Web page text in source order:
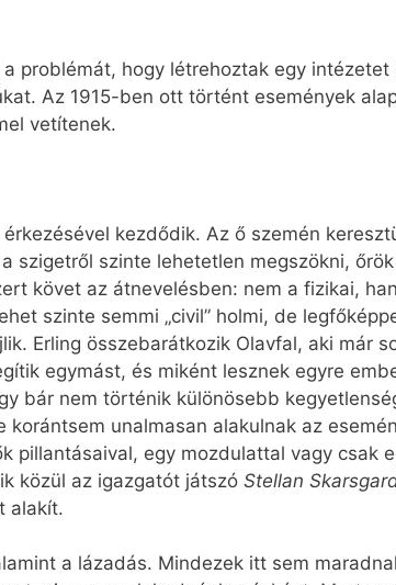
problémát, hogy létrehoztak egy intézetet
Az 1915-ben ott történt események
vetítenek.
kezdődik. Az ő szemén
szinte lehetetlen megszökni,
követ az átnevelésben: nem a fizikai,
szinte semmi „civil” holmi, de
Erling összebarátkozik Olavfal, aki már
egymást, és miként lesznek egyre
bár nem történik különösebb
unalmasan alakulnak az
pillantásaival, egy mozdulattal vagy csak
közül az igazgatót játszó Stellan
alakít.
a lázadás. Mindezek itt sem